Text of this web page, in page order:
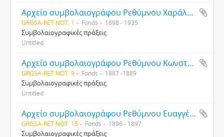
Αρχείο συμβολαιογράφου Ρεθύμνου Χαράλαμπου Σταματάκη
GRGSA-RET NOT. 1 Fonds 1898 - 1935
Συμβολαιογραφικές πράξεις
Untitled
Αρχείο συμβολαιογράφου Ρεθύμνου Κωνσταντίνου Ανδρουλιδάκη
GRGSA-RET NOT. 9 Fonds 1887 -1889
Συμβολαιογραφικές πράξεις
Untitled
Αρχείο συμβολαιογράφου Ρεθύμνου Ευαγγέλου Παπαδάκη
GRGSA-RET NOT. 15 Fonds 1896 - 1897
Συμβολαιογραφικές πράξεις